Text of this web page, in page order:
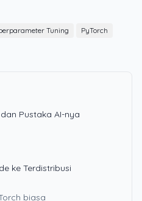
Tuning
PyTorch
Pustaka AI-nya
ke Terdistribusi
biasa